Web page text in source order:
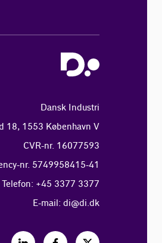
Dansk Industri
18, 1553 København V
CVR-nr. 16077593
nr. 5749958415-41
Telefon: +45 3377 3377
E-mail: di@di.dk